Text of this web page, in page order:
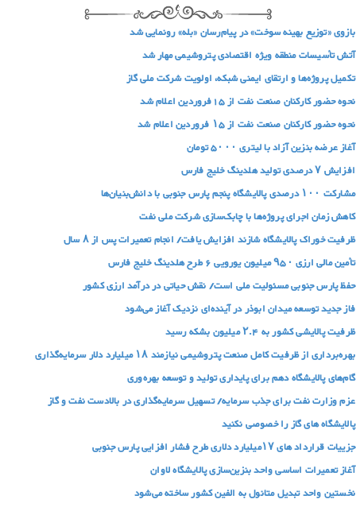
بازوی «توزیع بهینه سوخت» در پیام‌رسان «بله» رونمایی شد
آتش تأسیسات منطقه ویژه اقتصادی پتروشیمی مهار شد
تکمیل پروژه‌ها و ارتقای ایمنی شبکه، اولویت شرکت ملی گاز
نحوه حضور کارکنان صنعت نفت از 15فروردین اعلام شد
نحوه حضور کارکنان صنعت نفت از ۱۵ فروردین اعلام شد
آغاز عرضه بنزین آزاد با لیتری ۵۰۰۰ تومان
افزایش ۷ درصدی تولید هلدینگ خلیج فارس
مشارکت ۱۰۰ درصدی پالایشگاه پنجم پارس جنوبی با دانش‌بنیان‌ها
کاهش زمان اجرای پروژه‌ها با چابک‌سازی شرکت ملی نفت
ظرفیت خوراک پالایشگاه شازند افزایش یافت/ انجام تعمیرات پس از ۸ سال
تأمین مالی ارزی ۹۵۰ میلیون یورویی ۶ طرح‌ هلدینگ خلیج‌ فارس
حفظ پارس جنوبی مسئولیت ملی است/ نقش حیاتی در درآمد ارزی کشور
فاز جدید توسعه میدان ابوذر در آینده‌ای نزدیک آغاز می‌شود
ظرفیت پالایشی کشور به ۲.۴ میلیون بشکه رسید
بهره‌برداری از ظرفیت کامل صنعت پتروشیمی نیازمند ۱۸ میلیارد دلار سرمایه‌گذاری
گام‌های پالایشگاه دهم برای پایداری تولید و توسعه بهره‌وری
عزم وزارت نفت برای جذب سرمایه/ تسهیل سرمایه‌گذاری در بالادست نفت و گاز
پالایشگاه های گاز را خصوصی نکنید
جزییات قرارداد های ۱۷میلیارد دلاری طرح فشار افزایی پارس جنوبی
آغاز تعمیرات اساسی واحد بنزین‌سازی پالایشگاه لاوان
نخستین واحد تبدیل متانول به الفین کشور ساخته می‌شود